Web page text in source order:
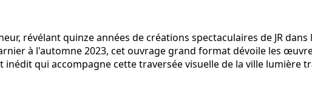
révélant quinze années de créations spectaculaires de JR
à l'automne 2023, cet ouvrage grand format dévoile les
inédit qui accompagne cette traversée visuelle de la ville lumière